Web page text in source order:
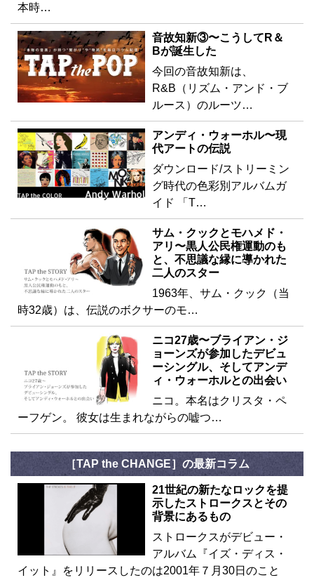
本時…
音故知新③〜こうしてR＆
Bが誕生した
今回の音故知新は、
R&B（リズム・アンド・ブ
ルース）のルーツ…
アンディ・ウォーホル〜現
代アートの伝説
ダウンロード/ストリーミン
グ時代の色彩別アルバムガ
イド 「T…
サム・クックとモハメド・
アリ〜黒人公民権運動のも
と、不思議な縁に導かれた
二人のスター
1963年、サム・クック（当
時32歳）は、伝説のボクサーのモ…
ニコ27歳〜ブライアン・ジ
ョーンズが参加したデビュ
ーシングル、そしてアンデ
ィ・ウォーホルとの出会い
ニコ。本名はクリスタ・ペ
ーフゲン。 彼女は生まれながらの嘘つ…
［TAP the CHANGE］の最新コラム
21世紀の新たなロックを提
示したストロークスとその
背景にあるもの
ストロークスがデビュー・
アルバム『イズ・ディス・
イット』をリリースしたのは2001年７月30日のこと